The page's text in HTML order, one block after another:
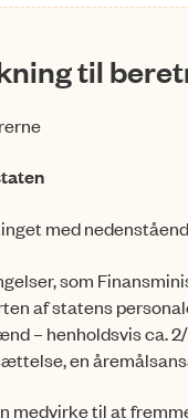
til
med
som
af statens
– henholdsvis ca.
en
til at